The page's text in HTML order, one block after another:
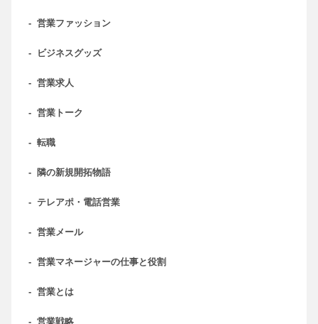
- 営業ファッション
- ビジネスグッズ
- 営業求人
- 営業トーク
- 転職
- 隣の新規開拓物語
- テレアポ・電話営業
- 営業メール
- 営業マネージャーの仕事と役割
- 営業とは